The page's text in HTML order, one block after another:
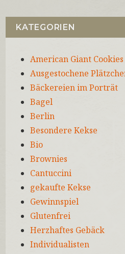
KATEGORIEN
American Giant Cookies
Ausgestochene
Bäckereien im Porträt
Bagel
Berlin
Besondere Kekse
Bio
Brownies
Cantuccini
gekaufte Kekse
Gewinnspiel
Glutenfrei
Herzhaftes Gebäck
Individualisten